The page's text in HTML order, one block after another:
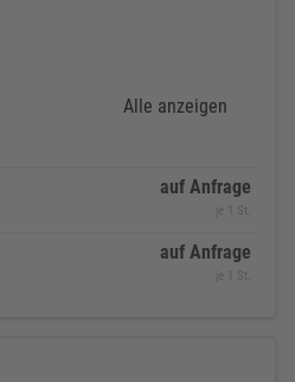
Alle anzeigen
auf Anfrage
je 1 St.
auf Anfrage
je 1 St.